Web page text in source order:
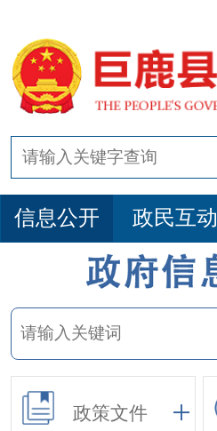
信息公开 政民互动
政策文件